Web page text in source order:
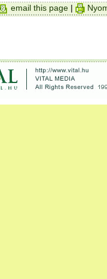
email this page |